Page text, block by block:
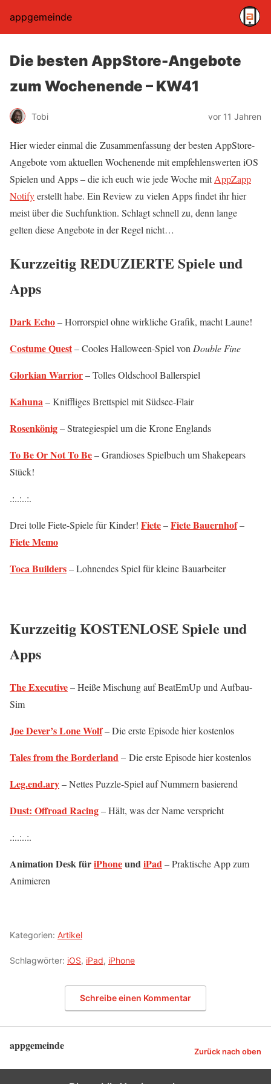
appgemeinde
Die besten AppStore-Angebote
zum Wochenende – KW41
Tobi vor 11 Jahren
Hier wieder einmal die Zusammenfassung der besten AppStore-
Angebote vom aktuellen Wochenende mit empfehlenswerten iOS
Spielen und Apps – die ich euch wie jede Woche mitAppZapp
Notifyerstellt habe. Ein Review zu vielen Apps findet ihr hier
meist über die Suchfunktion. Schlagt schnell zu, denn lange
gelten diese Angebote in der Regel nicht…
Kurzzeitig REDUZIERTE Spiele und
Apps
Dark Echo– Horrorspiel ohne wirkliche Grafik, macht Laune!
Costume Quest– Cooles Halloween-Spiel von Double Fine
Glorkian Warrior– Tolles Oldschool Ballerspiel
Kahuna– Kniffliges Brettspiel mit Südsee-Flair
Rosenkönig– Strategiespiel um die Krone Englands
To Be Or Not To Be– Grandioses Spielbuch um Shakepears
Stück!
.:..:..:.
Drei tolle Fiete-Spiele für Kinder! Fiete–Fiete Bauernhof–
Fiete Memo
Toca Builders– Lohnendes Spiel für kleine Bauarbeiter
Kurzzeitig KOSTENLOSE Spiele und
Apps
The Executive– Heiße Mischung auf BeatEmUp und Aufbau-
Sim
Joe Dever’s Lone Wolf– Die erste Episode hier kostenlos
Tales from the Borderland– Die erste Episode hier kostenlos
Leg.end.ary– Nettes Puzzle-Spiel auf Nummern basierend
Dust: Offroad Racing– Hält, was der Name verspricht
.:..:..:.
Animation Desk füriPhoneundiPad– Praktische App zum
Animieren
Kategorien: Artikel
Schlagwörter: iOS, iPad, iPhone
Schreibe einen Kommentar
appgemeinde Zurück nach oben